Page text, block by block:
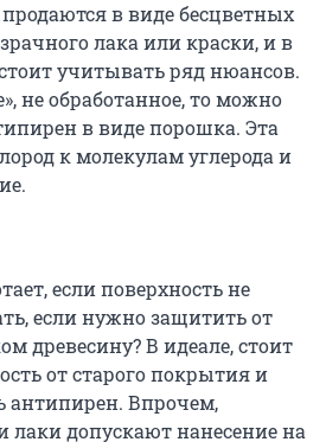
в виде бесцветных
лака или краски, и в
учитывать ряд нюансов.
не обработанное, то можно
в виде порошка. Эта
к молекулам углерода и
если поверхность не
если нужно защитить от
древесину? В идеале, стоит
от старого покрытия и
антипирен. Впрочем,
лаки допускают нанесение на